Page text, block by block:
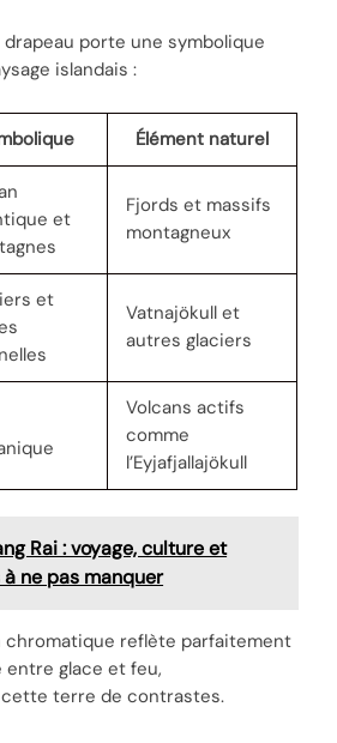
porte une symbolique
islandais :
Élément naturel
et
Fjords et massifs
montagneux
et
Vatnajökull et
autres glaciers
Volcans actifs
comme
l’Eyjafjallajökull
Rai : voyage, culture et
ne pas manquer
reflète parfaitement
entre glace et feu,
terre de contrastes.